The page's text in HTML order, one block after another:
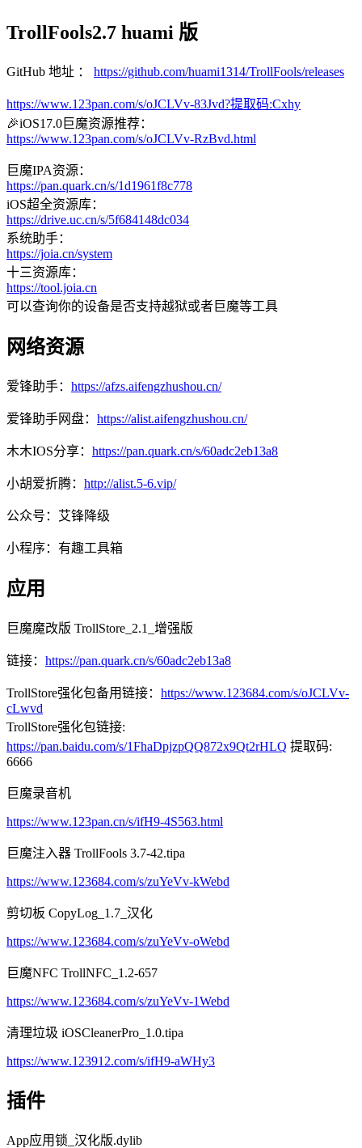
TrollFools2.7 huami 版
GitHub 地址 ： https://github.com/huami1314/TrollFools/releases
https://www.123pan.com/s/oJCLVv-83Jvd?提取码:Cxhy
🎉iOS17.0巨魔资源推荐：
https://www.123pan.com/s/oJCLVv-RzBvd.html
巨魔IPA资源：
https://pan.quark.cn/s/1d1961f8c778
iOS超全资源库：
https://drive.uc.cn/s/5f684148dc034
系统助手：
https://joia.cn/system
十三资源库：
https://tool.joia.cn
可以查询你的设备是否支持越狱或者巨魔等工具
网络资源
爱锋助手： https://afzs.aifengzhushou.cn/
爱锋助手网盘： https://alist.aifengzhushou.cn/
木木IOS分享： https://pan.quark.cn/s/60adc2eb13a8
小胡爱折腾： http://alist.5-6.vip/
公众号：艾锋降级
小程序：有趣工具箱
应用
巨魔魔改版 TrollStore_2.1_增强版
链接： https://pan.quark.cn/s/60adc2eb13a8
TrollStore强化包备用链接： https://www.123684.com/s/oJCLVv-
cLwvd
TrollStore强化包链接:
https://pan.baidu.com/s/1FhaDpjzpQQ872x9Qt2rHLQ 提取码:
6666
巨魔录音机
https://www.123pan.cn/s/ifH9-4S563.html
巨魔注入器 TrollFools 3.7-42.tipa
https://www.123684.com/s/zuYeVv-kWebd
剪切板 CopyLog_1.7_汉化
https://www.123684.com/s/zuYeVv-oWebd
巨魔NFC TrollNFC_1.2-657
https://www.123684.com/s/zuYeVv-1Webd
清理垃圾 iOSCleanerPro_1.0.tipa
https://www.123912.com/s/ifH9-aWHy3
插件
App应用锁_汉化版.dylib